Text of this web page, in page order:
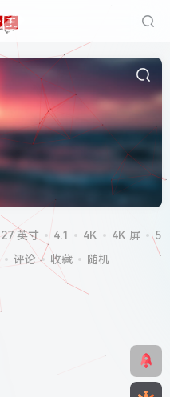
27 英寸 4.1 4K 4K 屏
5G
评论 收藏 随机